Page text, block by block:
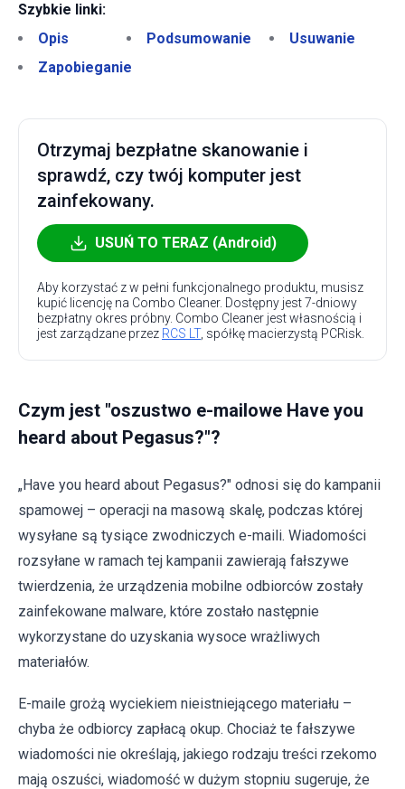
Szybkie linki:
Opis
Podsumowanie
Usuwanie
Zapobieganie
Otrzymaj bezpłatne skanowanie i
sprawdź, czy twój komputer jest
zainfekowany.
USUŃ TO TERAZ (Android)
Aby korzystać z w pełni funkcjonalnego produktu, musisz
kupić licencję na Combo Cleaner. Dostępny jest 7-dniowy
bezpłatny okres próbny. Combo Cleaner jest własnością i
jest zarządzane przez RCS LT, spółkę macierzystą PCRisk.
Czym jest "oszustwo e-mailowe Have you
heard about Pegasus?"?
„Have you heard about Pegasus?" odnosi się do kampanii
spamowej – operacji na masową skalę, podczas której
wysyłane są tysiące zwodniczych e-maili. Wiadomości
rozsyłane w ramach tej kampanii zawierają fałszywe
twierdzenia, że urządzenia mobilne odbiorców zostały
zainfekowane malware, które zostało następnie
wykorzystane do uzyskania wysoce wrażliwych
materiałów.
E-maile grożą wyciekiem nieistniejącego materiału –
chyba że odbiorcy zapłacą okup. Chociaż te fałszywe
wiadomości nie określają, jakiego rodzaju treści rzekomo
mają oszuści, wiadomość w dużym stopniu sugeruje, że